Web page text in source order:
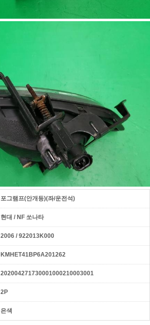
포그램프(안개등)(좌/운전석)
현대 / NF 쏘나타
2006 / 922013K000
KMHET41BP6A201262
202004271730001000210003001
2P
은색